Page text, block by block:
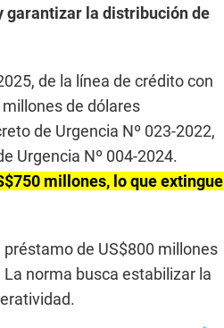
garantizar la distribución de
de la línea de crédito con
de dólares
de Urgencia Nº 023-2022,
Urgencia Nº 004-2024.
millones, lo que extingue
de US$800 millones
norma busca estabilizar la